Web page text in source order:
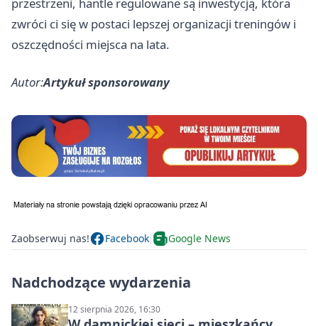
przestrzeni, hantle regulowane są inwestycją, która
zwróci ci się w postaci lepszej organizacji treningów i
oszczędności miejsca na lata.
Autor:Artykuł sponsorowany
Zaobserwuj nas! Facebook Google News
Nadchodzące wydarzenia
12 sierpnia 2026, 16:30